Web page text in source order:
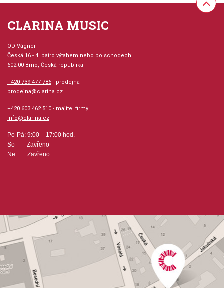
CLARINA MUSIC
OD Vágner
Česká 16 - 4. patro výtahem nebo po schodech
602 00 Brno, Česká republika
+420 739 477 786 - prodejna
prodejna@clarina.cz
+420 603 462 510 - majitel firmy
info@clarina.cz
Po-Pá: 9:00 – 17:00 hod.
So Zavřeno
Ne Zavřeno